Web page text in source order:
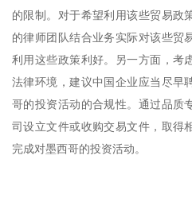
的限制。对于希望利用该些贸易政
的律师团队结合业务实际对该些贸
利用这些政策利好。另一方面，考
法律环境，建议中国企业应当尽早
哥的投资活动的合规性。通过品质
司设立文件或收购交易文件，取得
完成对墨西哥的投资活动。